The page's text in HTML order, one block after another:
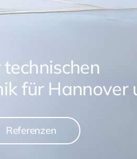
technischen
für Hannover
Referenzen